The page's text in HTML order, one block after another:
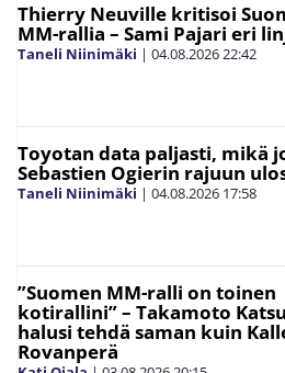
Thierry Neuville kritisoi
MM-rallia – Sami Pajari eri
Taneli Niinimäki | 04.08.202622:42
Toyotan data paljasti, mikä
Sebastien Ogierin rajuun
Taneli Niinimäki | 04.08.2026 17:58
”Suomen MM-ralli on toinen
kotirallini” – Takamoto
halusi tehdä saman kuin
Rovanperä